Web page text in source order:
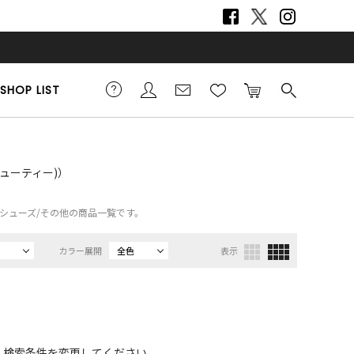
SHOP LIST
ーティー)）
ューズ/その他の商品一覧です。
カラー展開 全色 表示